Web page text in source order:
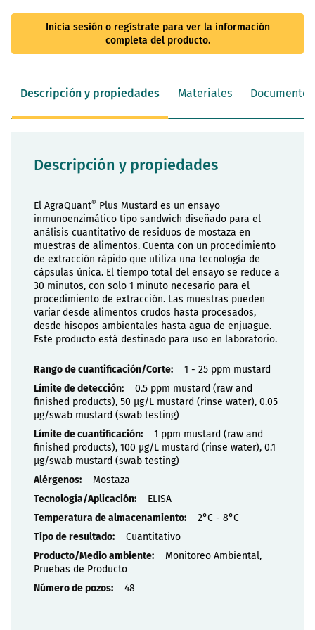
Inicia sesión o regístrate para ver la información
completa del producto.
Descripción y propiedades Materiales Documentos
Descripción y propiedades
El AgraQuant® Plus Mustard es un ensayo
inmunoenzimático tipo sandwich diseñado para el
análisis cuantitativo de residuos de mostaza en
muestras de alimentos. Cuenta con un procedimiento
de extracción rápido que utiliza una tecnología de
cápsulas única. El tiempo total del ensayo se reduce a
30 minutos, con solo 1 minuto necesario para el
procedimiento de extracción. Las muestras pueden
variar desde alimentos crudos hasta procesados,
desde hisopos ambientales hasta agua de enjuague.
Este producto está destinado para uso en laboratorio.
Propiedades
1 - 25 ppm mustard
0.5 ppm mustard (raw and
finished products), 50 µg/L mustard (rinse water), 0.05
µg/swab mustard (swab testing)
1 ppm mustard (raw and
finished products), 100 µg/L mustard (rinse water), 0.1
µg/swab mustard (swab testing)
Mostaza
ELISA
2°C - 8°C
Cuantitativo
Monitoreo Ambiental,
Pruebas de Producto
48